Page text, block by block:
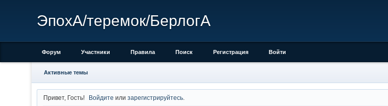
ЭпохА/теремок/БерлогА
Форум Участники Правила Поиск Регистрация Войти
Активные темы
Привет, Гость! Войдите илизарегистрируйтесь